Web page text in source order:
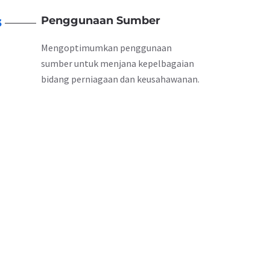
Penggunaan Sumber
Mengoptimumkan penggunaan
sumber untuk menjana kepelbagaian
bidang perniagaan dan keusahawanan.